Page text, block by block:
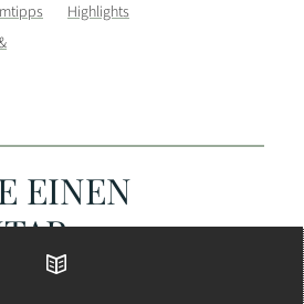
Highlights
EINEN
Inhaltsverzeichnis